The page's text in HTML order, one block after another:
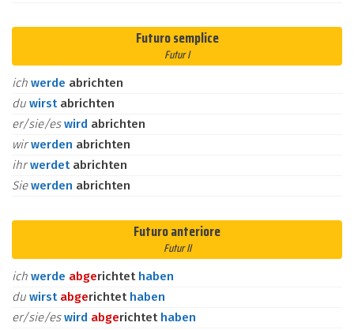
Futuro semplice
Futur I
ich werde abrichten
du wirst abrichten
er/sie/eswird abrichten
wirwerden abrichten
ihrwerdet abrichten
Siewerden abrichten
Futuro anteriore
Futur II
ich werde abgerichtet haben
du wirst abgerichtet haben
er/sie/eswird abgerichtet haben